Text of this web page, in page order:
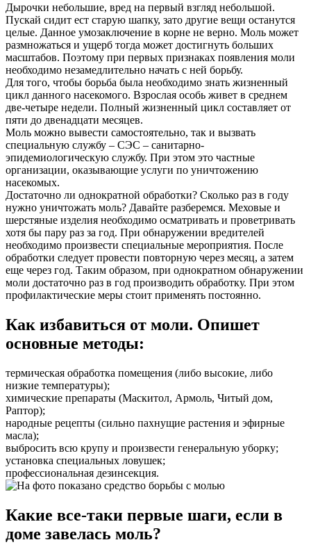
Дырочки небольшие, вред на первый взгляд небольшой.
Пускай сидит ест старую шапку, зато другие вещи останутся
целые. Данное умозаключение в корне не верно. Моль может
размножаться и ущерб тогда может достигнуть больших
масштабов. Поэтому при первых признаках появления моли
необходимо незамедлительно начать с ней борьбу.
Для того, чтобы борьба была необходимо знать жизненный
цикл данного насекомого. Взрослая особь живет в среднем
две-четыре недели. Полный жизненный цикл составляет от
пяти до двенадцати месяцев.
Моль можно вывести самостоятельно, так и вызвать
специальную службу – СЭС – санитарно-
эпидемиологическую службу. При этом это частные
организации, оказывающие услуги по уничтожению
насекомых.
Достаточно ли однократной обработки? Сколько раз в году
нужно уничтожать моль? Давайте разберемся. Меховые и
шерстяные изделия необходимо осматривать и проветривать
хотя бы пару раз за год. При обнаружении вредителей
необходимо произвести специальные мероприятия. После
обработки следует провести повторную через месяц, а затем
еще через год. Таким образом, при однократном обнаружении
моли достаточно раз в год производить обработку. При этом
профилактические меры стоит применять постоянно.
Как избавиться от моли. Опишет
основные методы:
термическая обработка помещения (либо высокие, либо
низкие температуры);
химические препараты (Маскитол, Армоль, Читый дом,
Раптор);
народные рецепты (сильно пахнущие растения и эфирные
масла);
выбросить всю крупу и произвести генеральную уборку;
установка специальных ловушек;
профессиональная дезинсекция.
Какие все-таки первые шаги, если в
доме завелась моль?